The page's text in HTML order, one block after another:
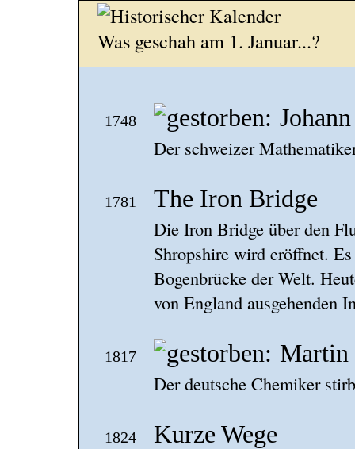
Was geschah am 1. Januar...?
1748
Der schweizer
1781 The Iron Bridge
Die Iron Bridge über den
Shropshire wird eröffnet.
Bogenbrücke der Welt.
von England ausgehenden
1817 Martin
Der deutsche Chemiker
1824 Kurze Wege